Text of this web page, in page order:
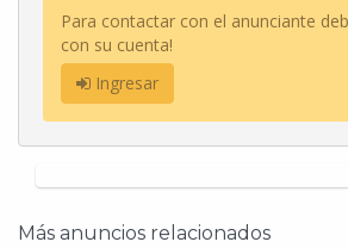
Para contactar con el anunciante
con su cuenta!
Ingresar
Más anuncios relacionados